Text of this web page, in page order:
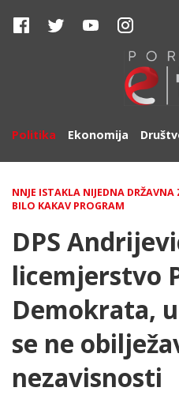
Politika Ekonomija
NNJE ISTAKLA NIJEDNA
BILO KAKAV PROGRAM
DPS
licemjerstvo
Demokrata,
se ne
nezavisnosti